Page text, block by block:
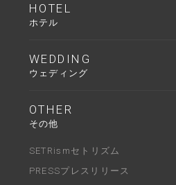
HOTEL
ホテル
WEDDING
ウェディング
OTHER
その他
SETRism セトリズム
PRESSプレスリリース